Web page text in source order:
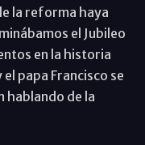
la reforma haya
el Jubileo
en la historia
papa Francisco se
hablando de la